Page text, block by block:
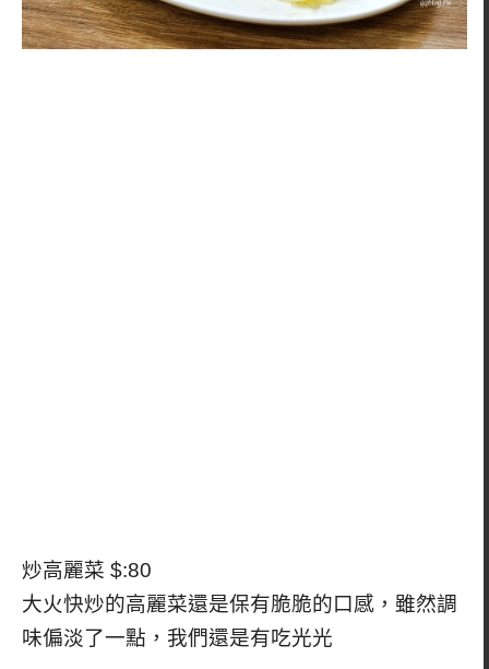
炒高麗菜 $:80
大火快炒的高麗菜還是保有脆脆的口感，雖然調
味偏淡了一點，我們還是有吃光光